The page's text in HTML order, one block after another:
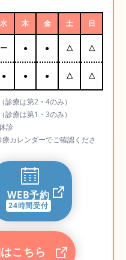
水 木 金 土 日
ー ● ● △ △
● ● ● △ △
療は第2・4のみ）
療は第1・3のみ）
診
カレンダーでご確認くださ
WEB予約
24時間受付
こちら